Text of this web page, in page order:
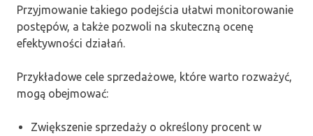
Przyjmowanie takiego podejścia ułatwi monitorowanie
postępów, a także pozwoli na skuteczną ocenę
efektywności działań.
Przykładowe cele sprzedażowe, które warto rozważyć,
mogą obejmować:
Zwiększenie sprzedaży o określony procent w